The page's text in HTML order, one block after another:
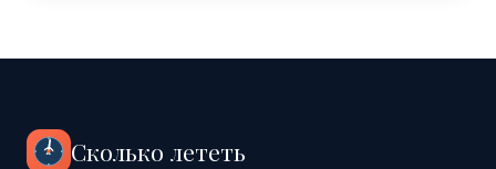
Сколько лететь